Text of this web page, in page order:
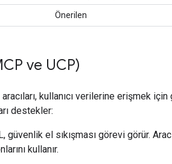
Önerilen
ve UCP)
kullanıcı verilerine erişmek
destekler:
güvenlik el sıkışması görevi görür.
kullanır.